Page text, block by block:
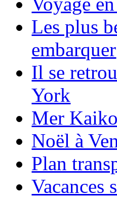
Les plus
embarquer
Il se
York
Mer
Noël à
Plan
Vacances